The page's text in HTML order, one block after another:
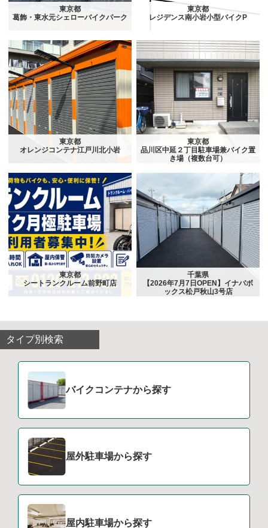
東京都
葛飾・東水元シェローバイクパーク
東京都
レジデンス南小岩小型バイクP
東京都
オレンジコンテナ江戸川北小岩
東京都
品川区中延２丁目駐車場兼バイク置
き場（複数台可）
東京都
シートランクルーム前野町店
千葉県
【2026年7月7日OPEN】イナバボ
ックス松戸秋山3号店
タイプ別検索
バイクコンテナから探す
屋外駐車場から探す
屋内駐車場から探す